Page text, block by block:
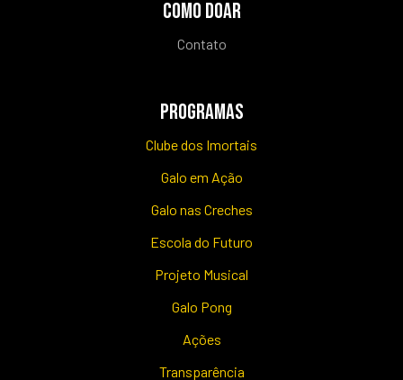
COMO DOAR
Contato
PROGRAMAS
Clube dos Imortais
Galo em Ação
Galo nas Creches
Escola do Futuro
Projeto Musical
Galo Pong
Ações
Transparência